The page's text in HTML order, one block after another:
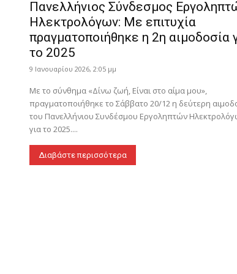
Πανελλήνιος Σύνδεσμος
Ηλεκτρολόγων: Με επιτυχία
πραγματοποιήθηκε η 2η αιμοδοσία
το 2025
9 Ιανουαρίου 2026, 2:05 μμ
Με το σύνθημα «Δίνω ζωή, Είναι στο αίμα μου»,
πραγματοποιήθηκε το Σάββατο 20/12 η δεύτερη
του Πανελλήνιου Συνδέσμου Εργοληπτών
για το 2025....
Διαβάστε περισσότερα